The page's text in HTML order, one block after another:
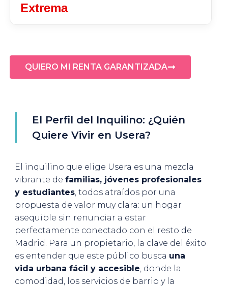
Extrema
QUIERO MI RENTA GARANTIZADA
El Perfil del Inquilino: ¿Quién
Quiere Vivir en Usera?
El inquilino que elige Usera es una mezcla
vibrante de familias, jóvenes profesionales
y estudiantes, todos atraídos por una
propuesta de valor muy clara: un hogar
asequible sin renunciar a estar
perfectamente conectado con el resto de
Madrid. Para un propietario, la clave del éxito
es entender que este público busca una
vida urbana fácil y accesible , donde la
comodidad, los servicios de barrio y la